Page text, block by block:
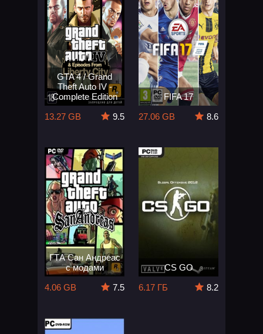
GTA 4 / Grand
Theft Auto IV -
Complete Edition
13.27 GB
9.5
FIFA 17
27.06 GB
8.6
ГТА Сан Андреас
с модами
4.06 GB
7.5
CS GO
6.17 ГБ
8.2